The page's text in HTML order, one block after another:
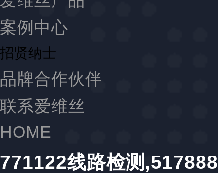
案例中心
招贤纳士
品牌合作伙伴
联系爱维丝
HOME
771122线路检测